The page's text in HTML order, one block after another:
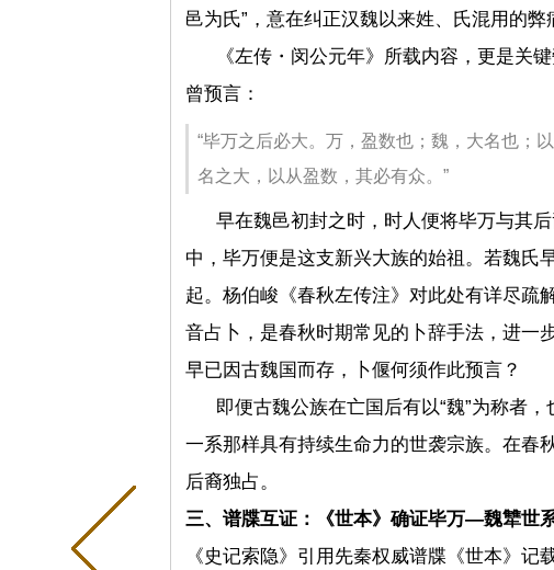
邑为氏”，意在纠正汉魏以来姓、氏混用的弊
《左传・闵公元年》所载内容，更是关
曾预言：
“毕万之后必大。万，盈数也；魏，大名也；
名之大，以从盈数，其必有众。”
早在魏邑初封之时，时人便将毕万与其
中，毕万便是这支新兴大族的始祖。若魏氏
起。杨伯峻《春秋左传注》对此处有详尽疏
音占卜，是春秋时期常见的卜辞手法，进一
早已因古魏国而存，卜偃何须作此预言？
即便古魏公族在亡国后有以“魏”为称者
一系那样具有持续生命力的世袭宗族。在春
后裔独占。
三、谱牒互证：《世本》确证毕万—魏犨世
《史记索隐》引用先秦权威谱牒《世本》记